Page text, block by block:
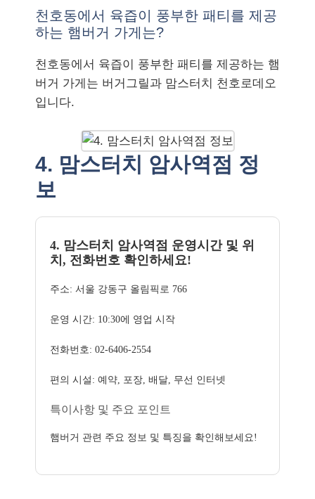
천호동에서 육즙이 풍부한 패티를 제공
하는 햄버거 가게는?
천호동에서 육즙이 풍부한 패티를 제공하는 햄
버거 가게는 버거그릴과 맘스터치 천호로데오
입니다.
4. 맘스터치 암사역점 정
보
4. 맘스터치 암사역점 운영시간 및 위
치, 전화번호 확인하세요!
주소: 서울 강동구 올림픽로 766
운영 시간: 10:30에 영업 시작
전화번호: 02-6406-2554
편의 시설: 예약, 포장, 배달, 무선 인터넷
특이사항 및 주요 포인트
햄버거 관련 주요 정보 및 특징을 확인해보세요!